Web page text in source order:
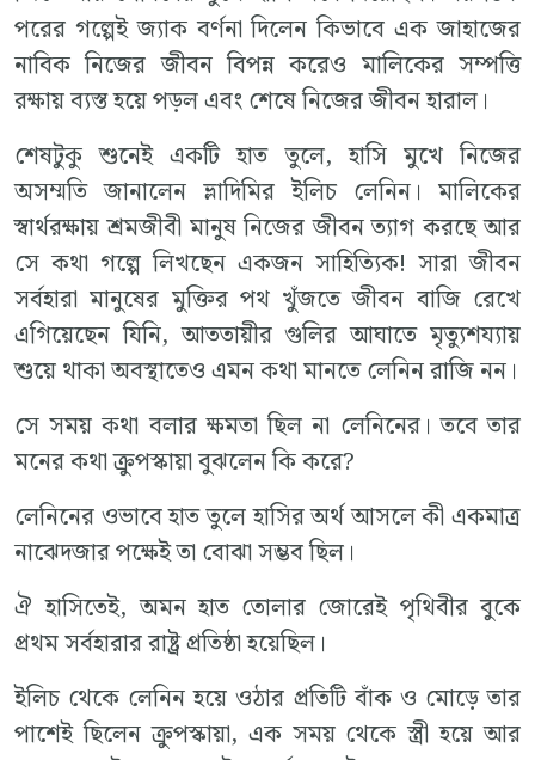
পরের গল্পেই জ্যাক বর্ণনা দিলেন কিভাবে এক জাহাজের
নাবিক নিজের জীবন বিপন্ন করেও মালিকের সম্পত্তি
রক্ষায় ব্যস্ত হয়ে পড়ল এবং শেষে নিজের জীবন হারাল।
শেষটুকু শুনেই একটি হাত তুলে, হাসি মুখে নিজের
অসম্মতি জানালেন ভ্লাদিমির ইলিচ লেনিন। মালিকের
স্বার্থরক্ষায় শ্রমজীবী মানুষ নিজের জীবন ত্যাগ করছে আর
সে কথা গল্পে লিখছেন একজন সাহিত্যিক! সারা জীবন
সর্বহারা মানুষের মুক্তির পথ খুঁজতে জীবন বাজি রেখে
এগিয়েছেন যিনি, আততায়ীর গুলির আঘাতে মৃত্যুশয্যায়
শুয়ে থাকা অবস্থাতেও এমন কথা মানতে লেনিন রাজি নন।
সে সময় কথা বলার ক্ষমতা ছিল না লেনিনের। তবে তার
মনের কথা ক্রুপস্কায়া বুঝলেন কি করে?
লেনিনের ওভাবে হাত তুলে হাসির অর্থ আসলে কী একমাত্র
নাঝেদজার পক্ষেই তা বোঝা সম্ভব ছিল।
ঐ হাসিতেই, অমন হাত তোলার জোরেই পৃথিবীর বুকে
প্রথম সর্বহারার রাষ্ট্র প্রতিষ্ঠা হয়েছিল।
ইলিচ থেকে লেনিন হয়ে ওঠার প্রতিটি বাঁক ও মোড়ে তার
পাশেই ছিলেন ক্রুপস্কায়া, এক সময় থেকে স্ত্রী হয়ে আর